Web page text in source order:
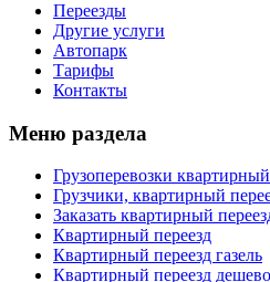
Переезды
Другие услуги
Автопарк
Тарифы
Контакты
Меню раздела
Грузоперевозки
Грузчики, квартирный
Заказать квартирный
Квартирный переезд
Квартирный переезд газель
Квартирный переезд дешево